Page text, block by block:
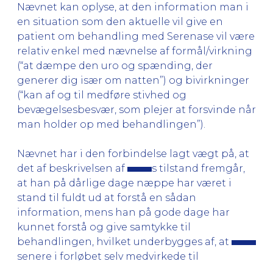
Nævnet kan oplyse, at den information man i
en situation som den aktuelle vil give en
patient om behandling med Serenase vil være
relativ enkel med nævnelse af formål/virkning
(“at dæmpe den uro og spænding, der
generer dig især om natten”) og bivirkninger
(“kan af og til medføre stivhed og
bevægelsesbesvær, som plejer at forsvinde når
man holder op med behandlingen”).
Nævnet har i den forbindelse lagt vægt på, at
det af beskrivelsen af
s tilstand fremgår,
at han på dårlige dage næppe har været i
stand til fuldt ud at forstå en sådan
information, mens han på gode dage har
kunnet forstå og give samtykke til
behandlingen, hvilket underbygges af, at
senere i forløbet selv medvirkede til